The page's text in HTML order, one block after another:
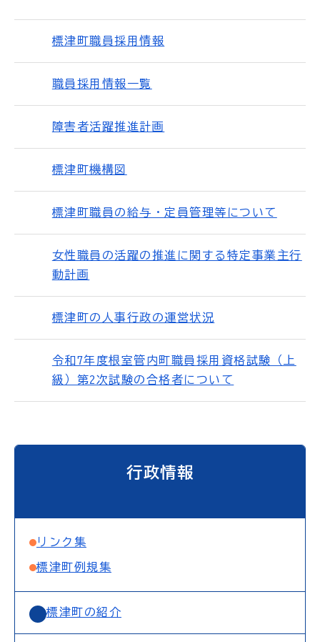
標津町職員採用情報
職員採用情報一覧
障害者活躍推進計画
標津町機構図
標津町職員の給与・定員管理等について
女性職員の活躍の推進に関する特定事業主行
動計画
標津町の人事行政の運営状況
令和7年度根室管内町職員採用資格試験（上
級）第2次試験の合格者について
行政情報
リンク集
標津町例規集
標津町の紹介